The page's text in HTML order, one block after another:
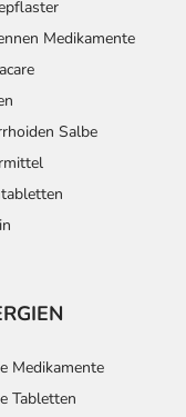
Medikamente
Salbe
Medikamente
Tabletten